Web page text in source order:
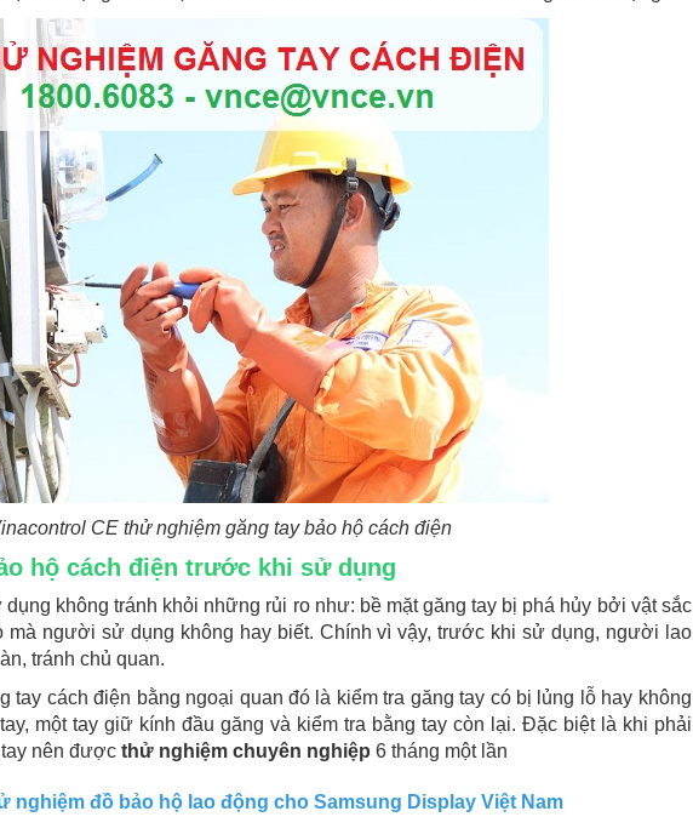
CE thử nghiệm găng tay bảo hộ cách điện
hộ cách điện trước khi sử dụng
không tránh khỏi những rủi ro như: bề mặt găng tay bị phá hủy bởi vật sắc
mà người sử dụng không hay biết. Chính vì vậy, trước khi sử dụng, người lao
tránh chủ quan.
tay cách điện bằng ngoại quan đó là kiểm tra găng tay có bị lủng lỗ hay không
một tay giữ kính đầu găng và kiểm tra bằng tay còn lại. Đặc biệt là khi phải
nên được thử nghiệm chuyên nghiệp 6 tháng một lần
nghiệm đồ bảo hộ lao động cho Samsung Display Việt Nam